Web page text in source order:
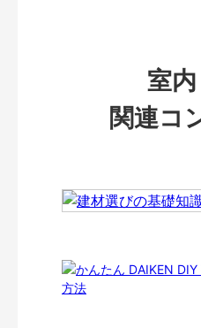
室
関連コ